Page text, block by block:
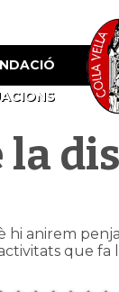
la
anirem
que fa